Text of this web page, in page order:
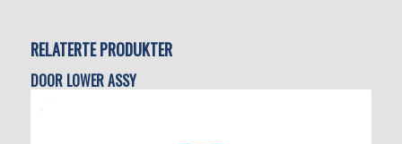
RELATERTE PRODUKTER
DOOR LOWER ASSY